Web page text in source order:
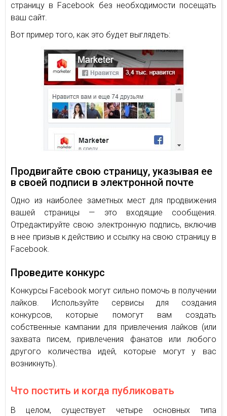
страницу в Facebook без необходимости посещать
ваш сайт.
Вот пример того, как это будет выглядеть:
Продвигайте свою страницу, указывая ее
в своей подписи в электронной почте
Одно из наиболее заметных мест для продвижения
вашей страницы — это входящие сообщения.
Отредактируйте свою электронную подпись, включив
в нее призыв к действию и ссылку на свою страницу в
Facebook.
Проведите конкурс
Конкурсы Facebook могут сильно помочь в получении
лайков. Используйте сервисы для создания
конкурсов, которые помогут вам создать
собственные кампании для привлечения лайков (или
захвата писем, привлечения фанатов или любого
другого количества идей, которые могут у вас
возникнуть).
Что постить и когда публиковать
В целом, существует четыре основных типа